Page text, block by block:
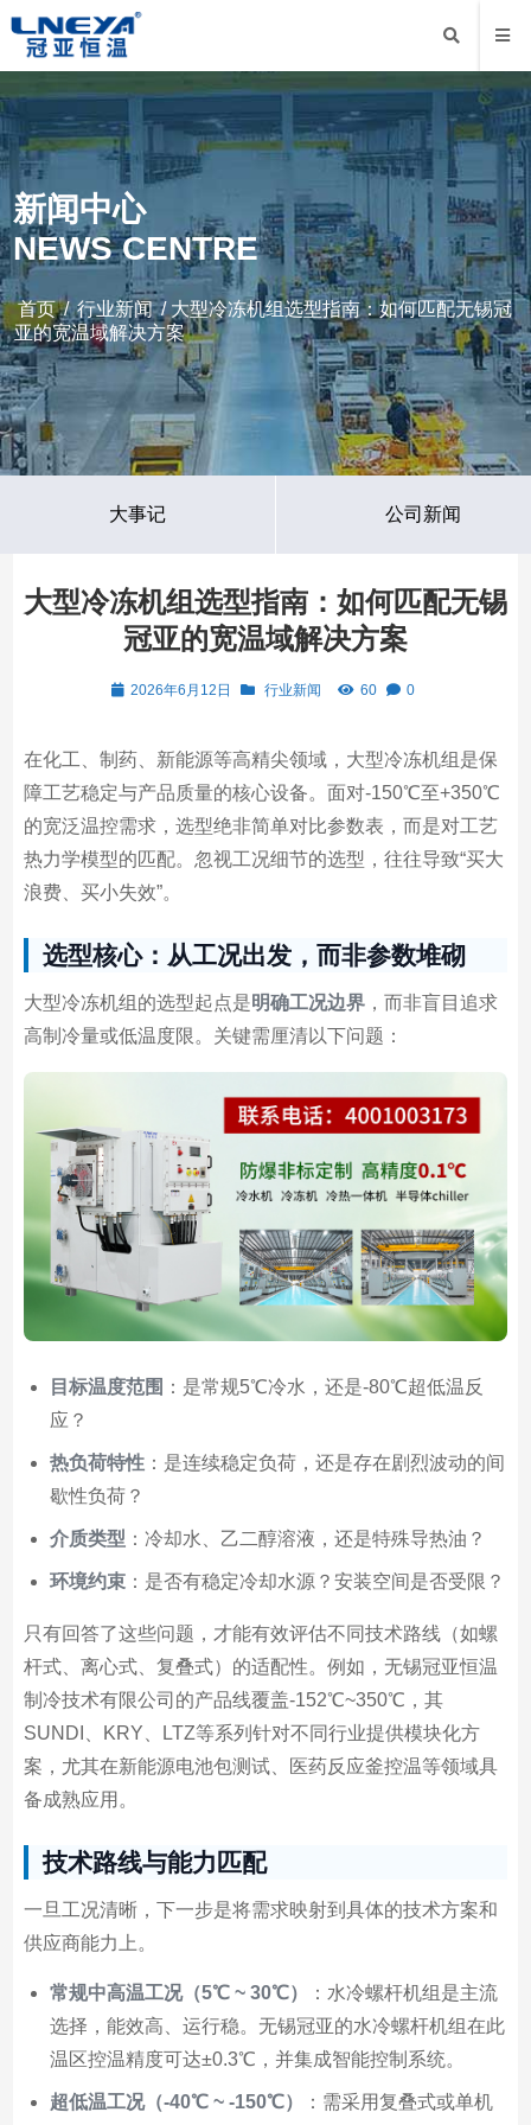
新闻中心
NEWS CENTRE
首页/行业新闻/ 大型冷冻机组选型指南：如何匹配无锡冠
亚的宽温域解决方案
大事记 公司新闻
大型冷冻机组选型指南：如何匹配无锡
冠亚的宽温域解决方案
2026年6月12日 行业新闻 60 0
在化工、制药、新能源等高精尖领域，大型冷冻机组是保
障工艺稳定与产品质量的核心设备。面对-150℃至+350℃
的宽泛温控需求，选型绝非简单对比参数表，而是对工艺
热力学模型的匹配。忽视工况细节的选型，往往导致“买大
浪费、买小失效”。
选型核心：从工况出发，而非参数堆砌
大型冷冻机组的选型起点是明确工况边界，而非盲目追求
高制冷量或低温度限。关键需厘清以下问题：
目标温度范围 ：是常规5℃冷水，还是-80℃超低温反
应？
热负荷特性：是连续稳定负荷，还是存在剧烈波动的间
歇性负荷？
介质类型 ：冷却水、乙二醇溶液，还是特殊导热油？
环境约束：是否有稳定冷却水源？安装空间是否受限？
只有回答了这些问题，才能有效评估不同技术路线（如螺
杆式、离心式、复叠式）的适配性。例如，无锡冠亚恒温
制冷技术有限公司的产品线覆盖-152℃~350℃，其
SUNDI、KRY、LTZ等系列针对不同行业提供模块化方
案，尤其在新能源电池包测试、医药反应釜控温等领域具
备成熟应用。
技术路线与能力匹配
一旦工况清晰，下一步是将需求映射到具体的技术方案和
供应商能力上。
常规中高温工况（5℃ ~ 30℃）
：水冷螺杆机组是主流
选择，能效高、运行稳。无锡冠亚的水冷螺杆机组在此
温区控温精度可达±0.3℃，并集成智能控制系统。
超低温工况（-40℃ ~ -150℃）
：需采用复叠式或单机